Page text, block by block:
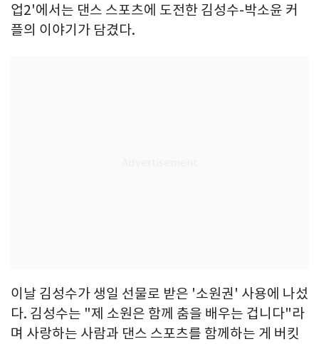
업2'에서는 댄스 스포츠에 도전한 김성수-박소윤 커
플의 이야기가 담겼다.
이날 김성수가 생일 선물로 받은 '소원권' 사용에 나섰
다. 김성수는 "제 소원은 함께 춤을 배우는 겁니다"라
며 사랑하는 사람과 댄스 스포츠를 함께하는 게 버킷